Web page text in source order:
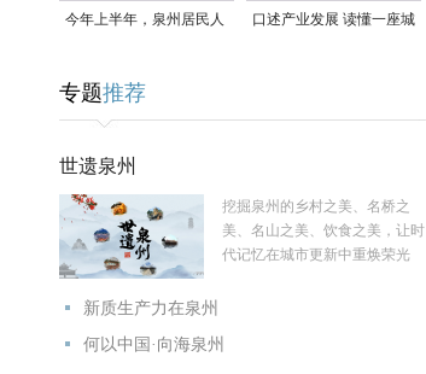
今年上半年，泉州居民人 口述产业发展 读懂一座城
专题推荐
世遗泉州
挖掘泉州的乡村之美、名桥之
美、名山之美、饮食之美，让时
代记忆在城市更新中重焕荣光
新质生产力在泉州
何以中国·向海泉州